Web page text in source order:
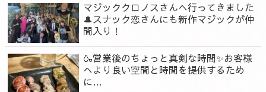
マジッククロノスさんへ行ってきました
🎩スナック恋さんにも新作マジックが仲
間入り！
🍶営業後のちょっと真剣な時間✨お客様
へより良い空間と時間を提供するため
に…